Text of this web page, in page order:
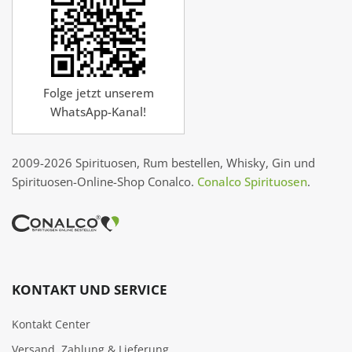
Folge jetzt unserem
WhatsApp-Kanal!
2009-2026 Spirituosen, Rum bestellen, Whisky, Gin und
Spirituosen-Online-Shop Conalco. Conalco Spirituosen.
KONTAKT UND SERVICE
Kontakt Center